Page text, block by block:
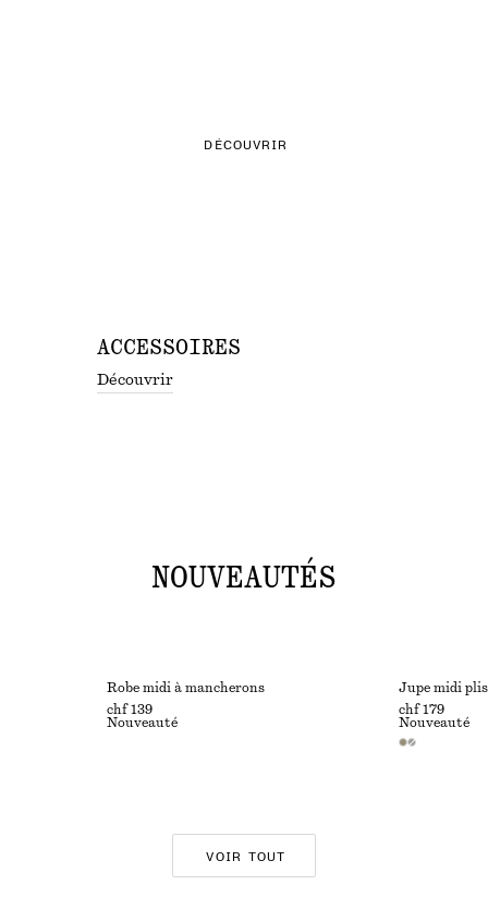
DÉCOUVRIR
ACCESSOIRES
Découvrir
NOUVEAUTÉS
Robe midi à mancherons
chf 139
Nouveauté
Jupe midi
chf 179
Nouveauté
VOIR TOUT